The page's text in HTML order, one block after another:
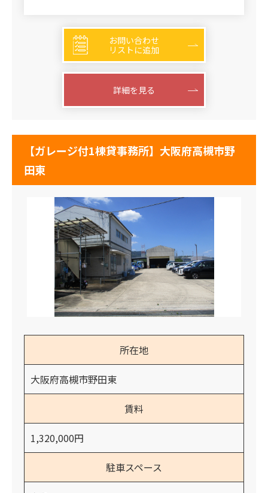
お問い合わせ
リストに追加
詳細を見る
【ガレージ付1棟貸事務所】大阪府高槻市野
田東
所在地
大阪府高槻市野田東
賃料
1,320,000円
駐車スペース